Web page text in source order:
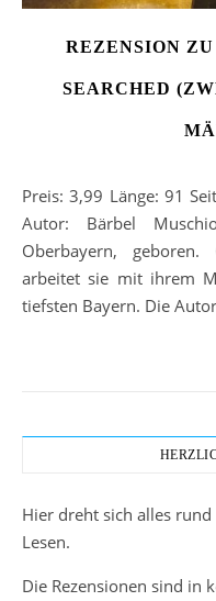
REZENSION
SEARCHED
Preis: 3,99 Länge: 91 Seiten Erschienen: 8. Juni 2023 Zum
Autor: Bärbel
Oberbayern,
arbeitet sie mit ihrem
tiefsten Bayern. Die
Hier dreht sich alles
Lesen.
Die Rezensionen sind in